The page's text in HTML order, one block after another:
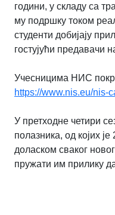
години, у складу са
му подршку током
студенти добијају
гостујући предавачи
Учесницима НИС
https://www.nis.eu/nis-
У претходне четири
полазника, од којих
доласком сваког
пружати им прилику